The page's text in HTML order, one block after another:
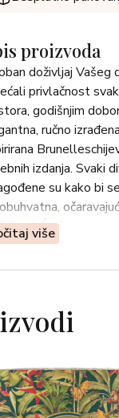
proizvoda
doživljaj Vašeg
privlačnost
godišnjim
ručno
izdanja. Svaki
su kako bi
VOĆNE –
više